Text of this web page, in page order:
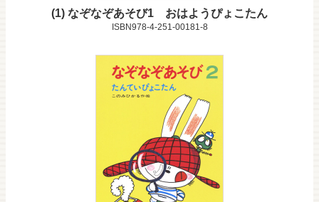
1 なぞなぞあそび1 おはようぴょこたん
ISBN978-4-251-00181-8